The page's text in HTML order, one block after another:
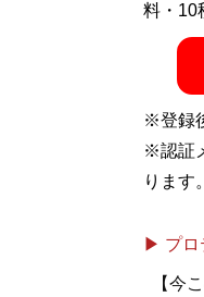
料・10
※登録
※認証
ります
▶ プロ
【今